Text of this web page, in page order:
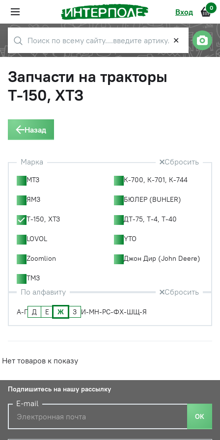
Вход 0
✕
Запчасти на тракторы
Т-150, ХТЗ
Назад
Марка Сбросить
МТЗ К-700, К-701, К-744
ЯМЗ БЮЛЕР (BUHLER)
Т-150, ХТЗ ДТ-75, Т-4, Т-40
LOVOL YTO
Zoomlion Джон Дир (John Deere)
ТМЗ
По алфавиту Сбросить
А-Г Д Е Ж З И-МН-РС-ФХ-ШЩ-Я
Нет товаров к показу
Подпишитесь на нашу рассылку
E-mail
ОК